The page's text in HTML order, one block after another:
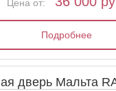
Цена от:
Подробнее
дверь Мальта